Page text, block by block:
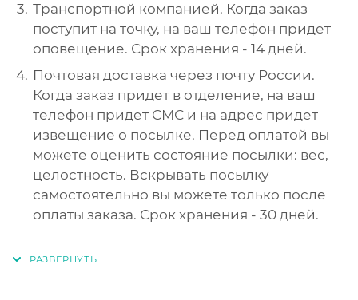
Транспортной компанией. Когда заказ
поступит на точку, на ваш телефон придет
оповещение. Срок хранения - 14 дней.
Почтовая доставка через почту России.
Когда заказ придет в отделение, на ваш
телефон придет СМС и на адрес придет
извещение о посылке. Перед оплатой вы
можете оценить состояние посылки: вес,
целостность. Вскрывать посылку
самостоятельно вы можете только после
оплаты заказа. Срок хранения - 30 дней.